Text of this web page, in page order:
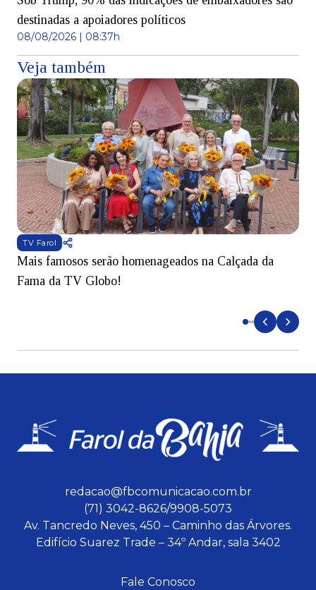
destinadas a apoiadores políticos
08/08/2026 | 08:37h
Veja também
TV Farol
Mais famosos serão homenageados na Calçada da
Fama da TV Globo!
redacao@fbcomunicacao.com.br
(71) 3042-8626/9908-5073
Av. Tancredo Neves, 450 – Caminho das Árvores.
Edifício Suarez Trade – 34º Andar, sala 3402
Fale Conosco